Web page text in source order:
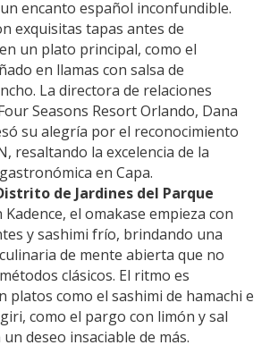
encanto español inconfundible.
exquisitas tapas antes de
un plato principal, como el
en llamas con salsa de
La directora de relaciones
Seasons Resort Orlando, Dana
su alegría por el reconocimiento
resaltando la excelencia de la
en Capa.
de Jardines del Parque
Kadence, el omakase empieza con
y sashimi frío, brindando una
de mente abierta que no
clásicos. El ritmo es
platos como el sashimi de hamachi e
como el pargo con limón y sal
deseo insaciable de más.